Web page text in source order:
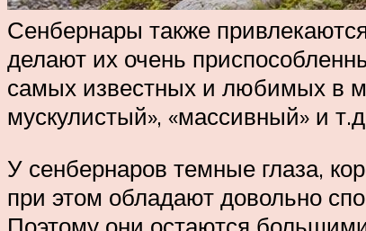
Сенбернары также
делают их очень
самых известных и любимых в
мускулистый», «массивный» и
У сенбернаров темные глаза,
при этом обладают довольно